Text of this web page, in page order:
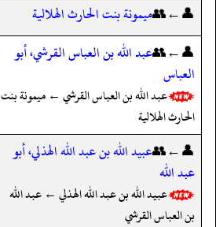
👤←👥ميمونة بنت الحارث الهلالية
👤←👥عبد الله بن العباس القرشي، أبو
العباس
عبد الله بن العباس القرشي ← ميمونة بنت
الحارث الهلالية
👤←👥عبيد الله بن عبد الله الهذلي، أبو
عبد الله
عبيد الله بن عبد الله الهذلي ← عبد الله
بن العباس القرشي